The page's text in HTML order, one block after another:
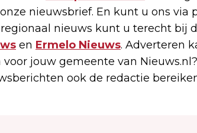
nieuwsbrief. En kunt u ons
nieuws kunt u terecht bij
en Ermelo Nieuws. Adverteren
voor jouw gemeente van
ook de redactie